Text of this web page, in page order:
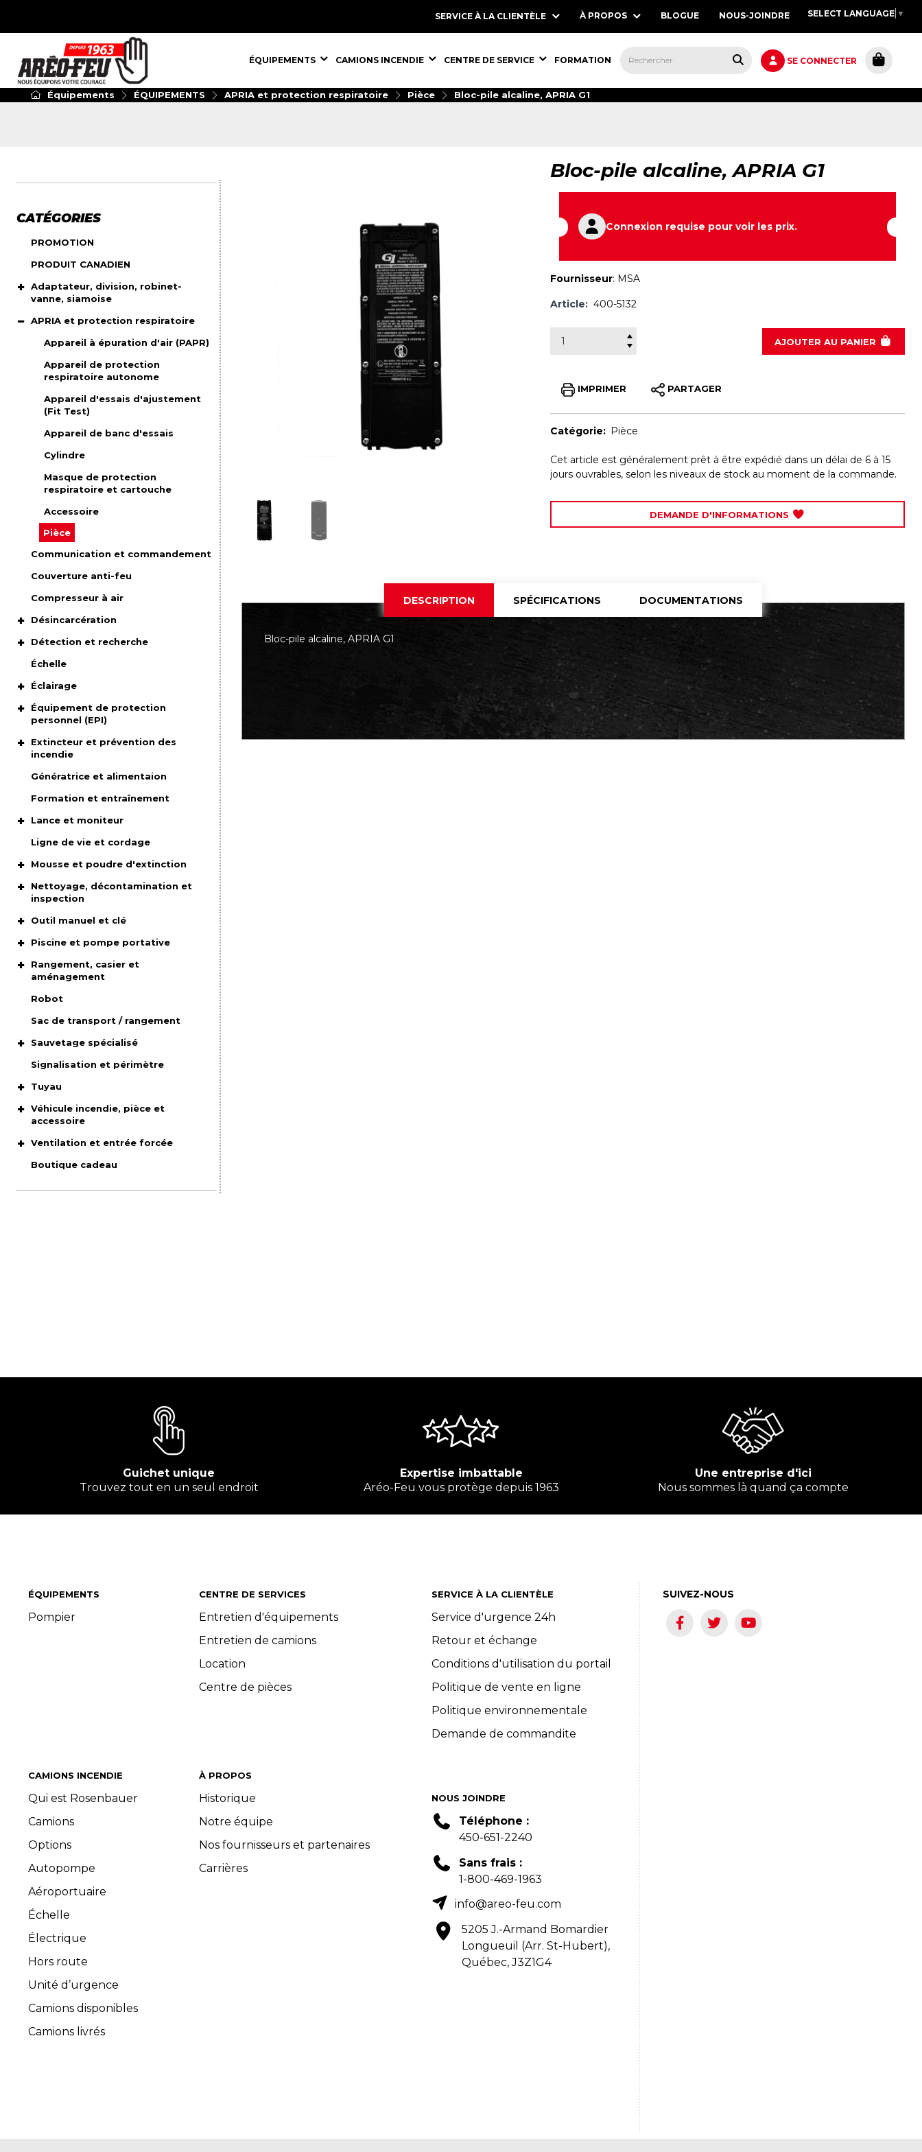
SERVICE À LA CLIENTÈLE À PROPOS BLOGUE NOUS-JOINDRE SELECT LANGUAGE ▼
SE CONNECTER
ÉQUIPEMENTS,
ÉQUIPEMENTS ÉQUIPEMENTS,
CAMIONS INCENDIE ÉQUIPEMENTS,
CENTRE DE SERVICE ÉQUIPEMENTS,
FORMATION
Équipements ÉQUIPEMENTS APRIA et protection respiratoire Pièce Bloc-pile alcaline, APRIA G1
CATÉGORIES
PROMOTION
PRODUIT CANADIEN
Adaptateur, division, robinet-
vanne, siamoise
APRIA et protection respiratoire
Appareil à épuration d'air (PAPR)
Appareil de protection
respiratoire autonome
Appareil d'essais d'ajustement
(Fit Test)
Appareil de banc d'essais
Cylindre
Masque de protection
respiratoire et cartouche
Accessoire
Pièce
Communication et commandement
Couverture anti-feu
Compresseur à air
Désincarcération
Détection et recherche
Échelle
Éclairage
Équipement de protection
personnel (EPI)
Extincteur et prévention des
incendie
Génératrice et alimentaion
Formation et entraînement
Lance et moniteur
Ligne de vie et cordage
Mousse et poudre d'extinction
Nettoyage, décontamination et
inspection
Outil manuel et clé
Piscine et pompe portative
Rangement, casier et
aménagement
Robot
Sac de transport / rangement
Sauvetage spécialisé
Signalisation et périmètre
Tuyau
Véhicule incendie, pièce et
accessoire
Ventilation et entrée forcée
Boutique cadeau
Bloc-pile alcaline, APRIA G1
Connexion requise pour voir les prix.
Fournisseur: MSA
Article: 400-5132
AJOUTER400-5132
AU PANIER
IMPRIMER PARTAGER
Catégorie: Pièce
Cet article est généralement prêt à être expédié dans un délai de 6 à 15
jours ouvrables, selon les niveaux de stock au moment de la commande.
DEMANDE D'INFORMATIONS
DESCRIPTION SPÉCIFICATIONS DOCUMENTATIONS
Bloc-pile alcaline, APRIA G1
Guichet unique
Trouvez tout en un seul endroit
Expertise imbattable
Aréo-Feu vous protège depuis 1963
Une entreprise d'ici
Nous sommes là quand ça compte
ÉQUIPEMENTS
Pompier
CAMIONS INCENDIE
Qui est Rosenbauer
Camions
Options
Autopompe
Aéroportuaire
Échelle
Électrique
Hors route
Unité d’urgence
Camions disponibles
Camions livrés
CENTRE DE SERVICES
Entretien d'équipements
Entretien de camions
Location
Centre de pièces
À PROPOS
Historique
Notre équipe
Nos fournisseurs et partenaires
Carrières
SERVICE À LA CLIENTÈLE
Service d'urgence 24h
Retour et échange
Conditions d'utilisation du portail
Politique de vente en ligne
Politique environnementale
Demande de commandite
NOUS JOINDRE
Téléphone :
450-651-2240
Sans frais :
1-800-469-1963
info@areo-feu.com
5205 J.-Armand Bomardier
Longueuil (Arr. St-Hubert),
Québec, J3Z1G4
SUIVEZ-NOUS